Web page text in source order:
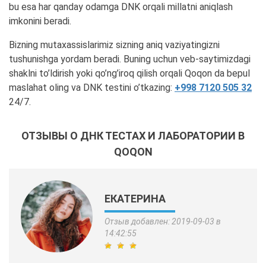
bu esa har qanday odamga DNK orqali millatni aniqlash
imkonini beradi.
Bizning mutaxassislarimiz sizning aniq vaziyatingizni
tushunishga yordam beradi. Buning uchun veb-saytimizdagi
shaklni to’ldirish yoki qo’ng’iroq qilish orqali Qoqon da bepul
maslahat oling va DNK testini o’tkazing: +998 7120 505 32
24/7.
ОТЗЫВЫ О ДНК ТЕСТАХ И ЛАБОРАТОРИИ В
QOQON
ЕКАТЕРИНА
Отзыв добавлен: 2019-09-03 в
14:42:55